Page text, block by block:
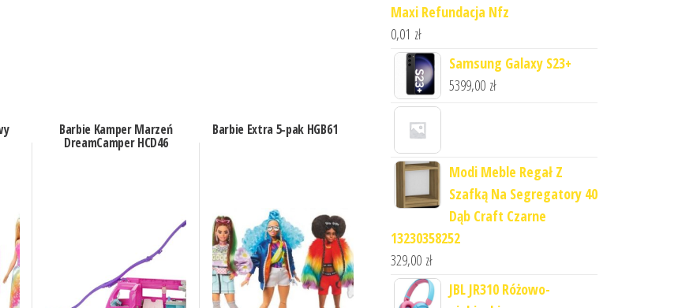
Barbie Kamper Marzeń
DreamCamper HCD46
Barbie Extra 5-pak HGB61
Maxi Refundacja Nfz
0,01 zł
Samsung Galaxy S23+
5399,00 zł
Modi Meble Regał Z
Szafką Na Segregatory 40
Dąb Craft Czarne
13230358252
329,00 zł
JBL JR310 Różowo-